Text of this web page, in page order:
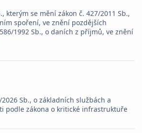
kterým se mění zákon č. 427/2011 Sb.,
spoření, ve znění pozdějších
1992 Sb., o daních z příjmů, ve znění
Sb., o základních službách a
podle zákona o kritické infrastruktuře